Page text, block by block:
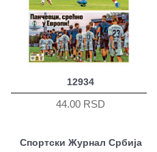
12934
44.00 RSD
Спортски Журнал Србија